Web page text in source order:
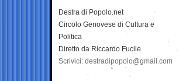
Destra di Popolo.net
Circolo Genovese di Cultura e
Politica
Diretto da Riccardo Fucile
Scrivici: destradipopolo@gmail.com